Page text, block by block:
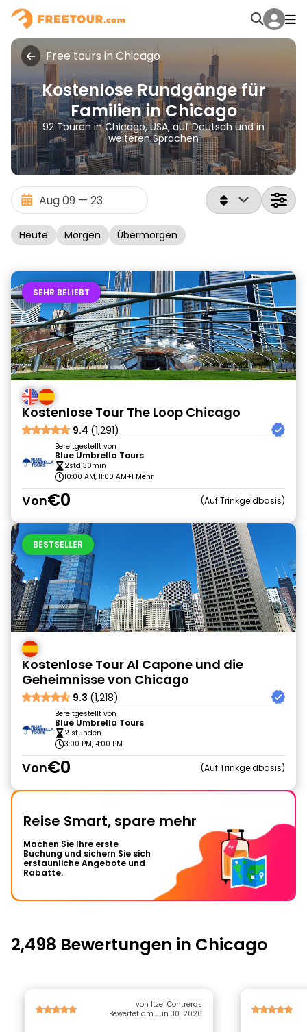
Free tours in Chicago
Kostenlose Rundgänge für
Familien in Chicago
92 Touren in Chicago, USA, auf Deutsch und in
weiteren Sprachen
Heute Morgen Übermorgen
SEHR BELIEBT
Kostenlose Tour The Loop Chicago
9.4 (1,291)
Bereitgestellt von
Blue Umbrella Tours
2std 30min
10:00 AM, 11:00 AM+1 Mehr
Von€0 Auf Trinkgeldbasis
BESTSELLER
Kostenlose Tour Al Capone und die
Geheimnisse von Chicago
9.3 (1,218)
Bereitgestellt von
Blue Umbrella Tours
2 stunden
3:00 PM, 4:00 PM
Von€0 Auf Trinkgeldbasis
Reise Smart, spare mehr
Machen Sie Ihre erste
Buchung und sichern Sie sich
erstaunliche Angebote und
Rabatte.
2,498 Bewertungen in Chicago
von Itzel Contreras
Bewertet am Jun 30, 2026